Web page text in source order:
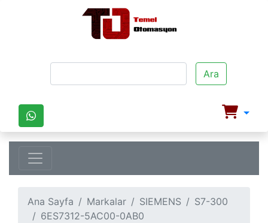
Ara
Ana Sayfa Markalar SIEMENS
S7-300
6ES7312-5AC00-0AB0